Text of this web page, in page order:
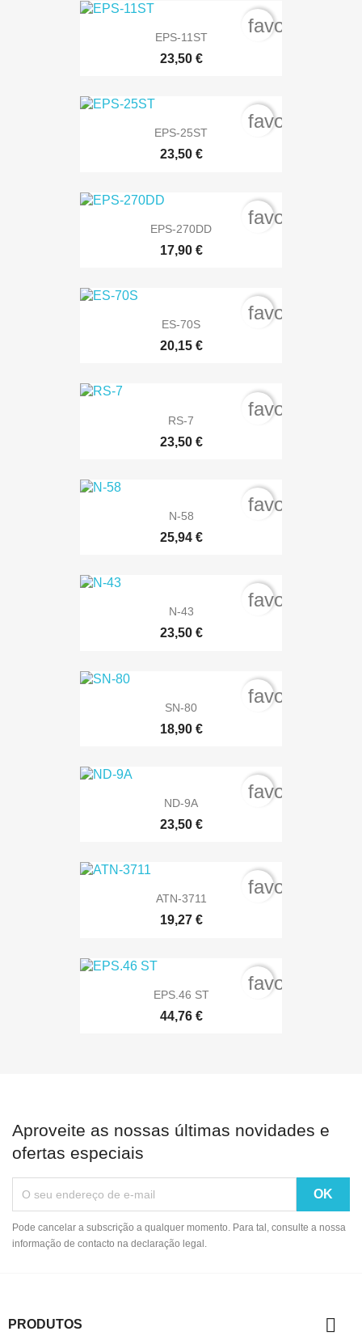
EPS-11ST
23,50 €
EPS-25ST
23,50 €
EPS-270DD
17,90 €
ES-70S
20,15 €
RS-7
23,50 €
N-58
25,94 €
N-43
23,50 €
SN-80
18,90 €
ND-9A
23,50 €
ATN-3711
19,27 €
EPS.46 ST
44,76 €
Aproveite as nossas últimas novidades e
ofertas especiais
Pode cancelar a subscrição a qualquer momento. Para tal, consulte a nossa
informação de contacto na declaração legal.
PRODUTOS 